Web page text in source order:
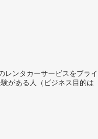
レンタカーサービスをプライ
がある人（ビジネス目的は